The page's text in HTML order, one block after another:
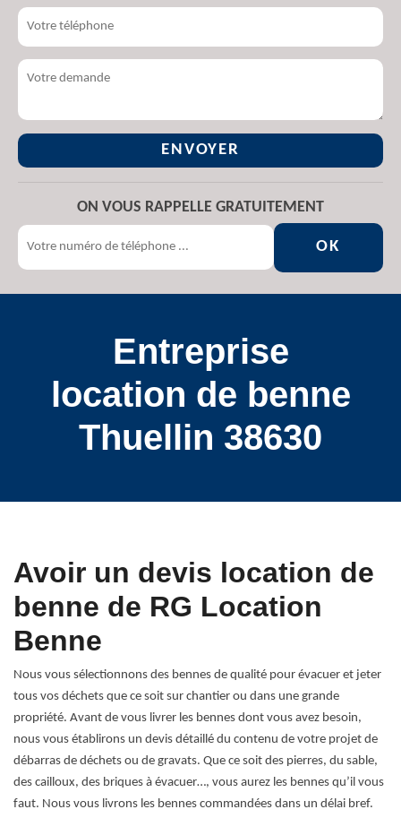
ON VOUS RAPPELLE GRATUITEMENT
Entreprise
location de benne
Thuellin 38630
Avoir un devis location de
benne de RG Location
Benne
Nous vous sélectionnons des bennes de qualité pour évacuer et jeter
tous vos déchets que ce soit sur chantier ou dans une grande
propriété. Avant de vous livrer les bennes dont vous avez besoin,
nous vous établirons un devis détaillé du contenu de votre projet de
débarras de déchets ou de gravats. Que ce soit des pierres, du sable,
des cailloux, des briques à évacuer…, vous aurez les bennes qu’il vous
faut. Nous vous livrons les bennes commandées dans un délai bref.